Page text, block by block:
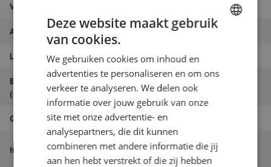
Vezelsoort
Aantal vezels Duplex
Lengte 35m
Buitendiameter
(mm)
1.8
Grade B
Itemnaam
Patchkabel duplex SM, LC/APC-LC/APC,
1.8mm, 35m
Deze website maakt gebruik
van cookies.
We gebruiken cookies om inhoud en
advertenties te personaliseren en om ons
verkeer te analyseren. We delen ook
informatie over jouw gebruik van onze
site met onze advertentie- en
analysepartners, die dit kunnen
combineren met andere informatie die jij
aan hen hebt verstrekt of die zij hebben